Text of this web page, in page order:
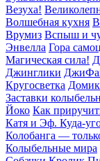
Везуха!
Волшебная кухня
Врумиз Вспыш и
Энвелла Гора
Магическая сила!
Джинглики
Кругосветка
Заставки
Йоко Как
Катя и Эф. Куда-
Колобанга —
Колыбельные мира